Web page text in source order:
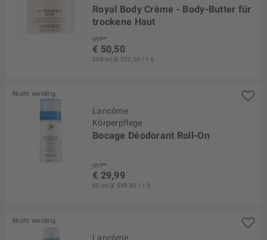
Royal Body Crème - Body-Butter für
trockene Haut
UVP*
€ 50,50
200 ml (€ 252,50 / 1 l)
Nicht vorrätig
Lancôme
Körperpflege
Bocage Déodorant Roll-On
UVP*
€ 29,99
50 ml (€ 599,80 / 1 l)
Nicht vorrätig
Lancôme